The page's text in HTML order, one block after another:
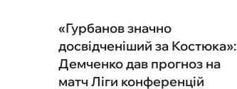
«Гурбанов значно
досвідченіший за Костюка»:
Демченко дав прогноз на
матч Ліги конференцій